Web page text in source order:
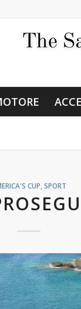
CUP ,SPORT